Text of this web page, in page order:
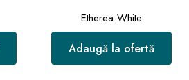
Etherea White
Adaugă la ofertă